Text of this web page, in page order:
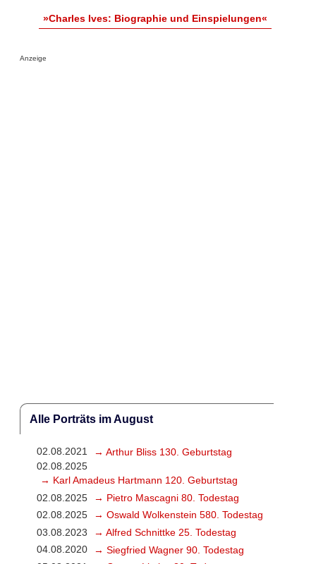
»Charles Ives: Biographie und Einspielungen«
Anzeige
Alle Porträts im August
02.08.2021
→ Arthur Bliss 130. Geburtstag
02.08.2025
→ Karl Amadeus Hartmann 120. Geburtstag
02.08.2025
→ Pietro Mascagni 80. Todestag
02.08.2025
→ Oswald Wolkenstein 580. Todestag
03.08.2023
→ Alfred Schnittke 25. Todestag
04.08.2020
→ Siegfried Wagner 90. Todestag